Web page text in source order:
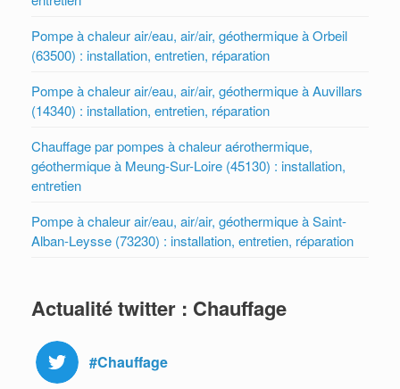
Pompe à chaleur air/eau, air/air, géothermique à Orbeil
(63500) : installation, entretien, réparation
Pompe à chaleur air/eau, air/air, géothermique à Auvillars
(14340) : installation, entretien, réparation
Chauffage par pompes à chaleur aérothermique,
géothermique à Meung-Sur-Loire (45130) : installation,
entretien
Pompe à chaleur air/eau, air/air, géothermique à Saint-
Alban-Leysse (73230) : installation, entretien, réparation
Actualité twitter : Chauffage
#Chauffage